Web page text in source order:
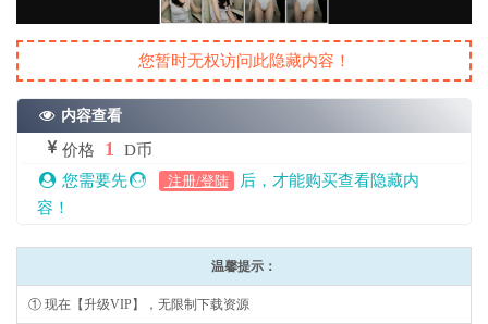
您暂时无权访问此隐藏内容！
内容查看
价格 1
D币
您需要先
注册/登陆
后，才能购买查看隐藏内
容！
温馨提示：
① 现在【升级VIP】，无限制下载资源